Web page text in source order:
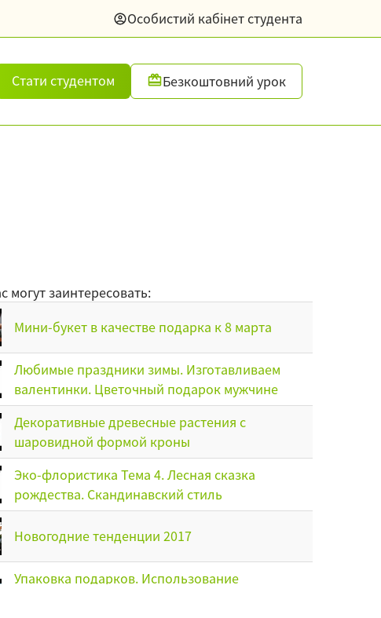
Особистий кабінет студента
Стати студентом Безкоштовний урок
могут заинтересовать:
Мини-букет в качестве подарка к 8 марта
Любимые праздники зимы. Изготавливаем
валентинки. Цветочный подарок мужчине
Декоративные древесные растения с
шаровидной формой кроны
Эко-флористика Тема 4. Лесная сказка
рождества. Скандинавский стиль
Новогодние тенденции 2017
Упаковка подарков. Использование